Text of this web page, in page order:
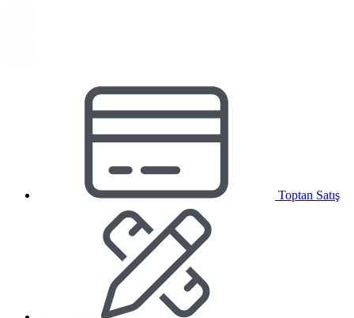
Toptan Satış